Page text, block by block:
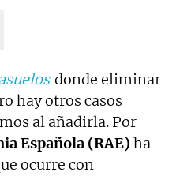
donde eliminar
hay otros casos
al añadirla. Por
Española (RAE) ha
ocurre con